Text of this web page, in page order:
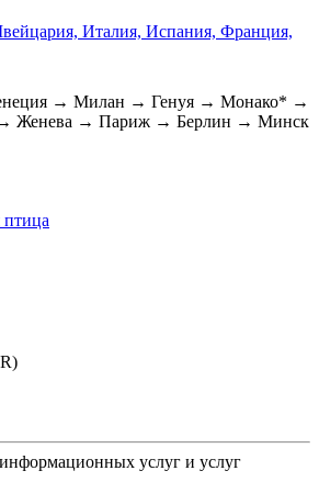
Италия, Испания, Франция,
→ Милан → Генуя → Монако* →
Женева → Париж → Берлин → Минск
птица
услуг и услуг